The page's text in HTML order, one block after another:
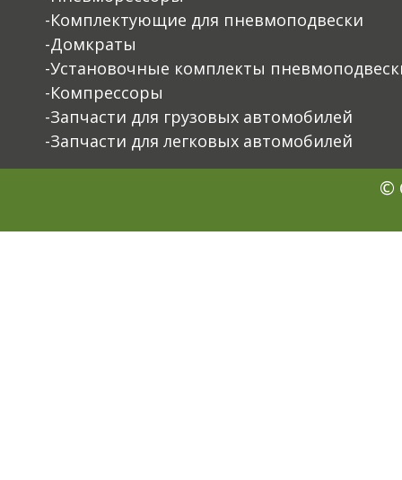
-Комплектующие для пневмоподвески
-Домкраты
-Установочные комплекты
-Компрессоры
-Запчасти для грузовых автомобилей
-Запчасти для легковых автомобилей
©